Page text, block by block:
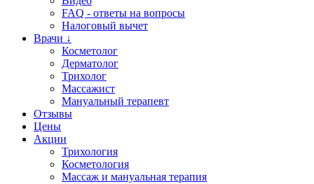
FAQ - ответы на вопросы
Налоговый вычет
Врачи ↓
Косметолог
Дерматолог
Трихолог
Массажист
Мануальный терапевт
Отзывы
Цены
Акции
Трихология
Косметология
Массаж и мануальная терапия